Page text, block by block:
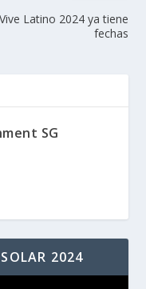
Vive Latino 2024 ya tiene
fechas
SG
SOLAR 2024